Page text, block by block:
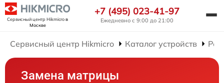
Сервисный центр Hikmicroв
Москве
+7 (495) 023-41-97
Ежедневно с 9:00 до 21:00
Сервисный центр Hikmicro Каталог устройств
Замена матрицы